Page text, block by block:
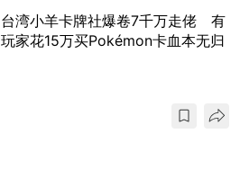
台湾小羊卡牌社爆卷7千万走佬 有
玩家花15万买Pokémon卡血本无归